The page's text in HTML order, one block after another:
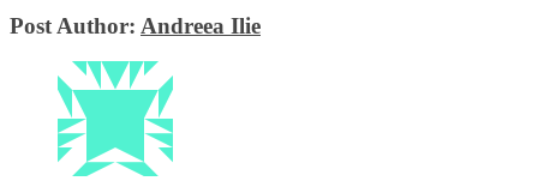
Post Author: Andreea Ilie